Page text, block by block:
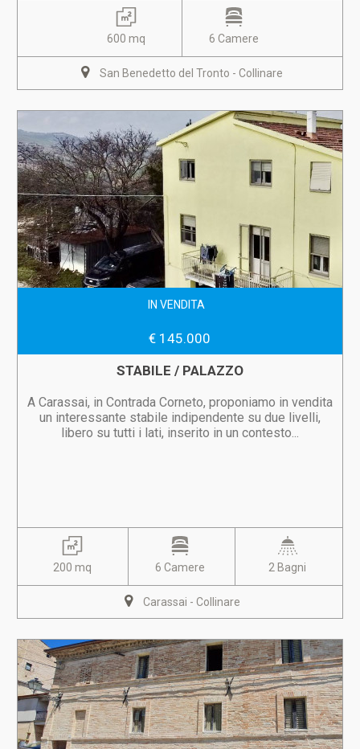
600 mq 6 Camere
San Benedetto del Tronto - Collinare
IN VENDITA
€ 145.000
STABILE / PALAZZO
A Carassai, in Contrada Corneto, proponiamo in vendita
un interessante stabile indipendente su due livelli,
libero su tutti i lati, inserito in un contesto...
200 mq 6 Camere 2 Bagni
Carassai - Collinare